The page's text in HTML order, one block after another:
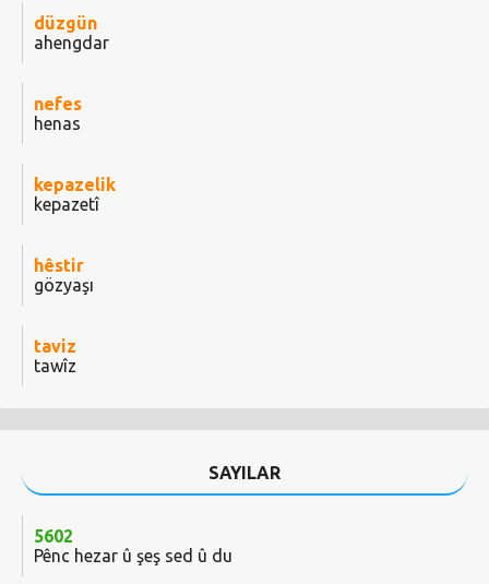
düzgün
ahengdar
nefes
henas
kepazelik
kepazetî
hêstir
gözyaşı
taviz
tawîz
SAYILAR
5602
Pênc hezar û şeş sed û du